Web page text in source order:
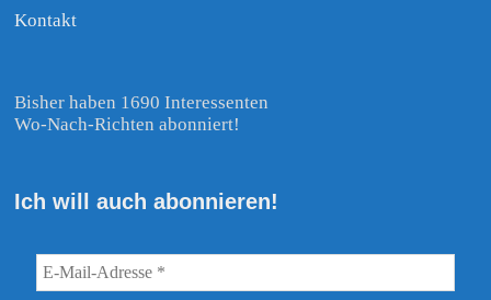
Kontakt
Bisher haben 1690 Interessenten
Wo-Nach-Richten abonniert!
Ich will auch abonnieren!